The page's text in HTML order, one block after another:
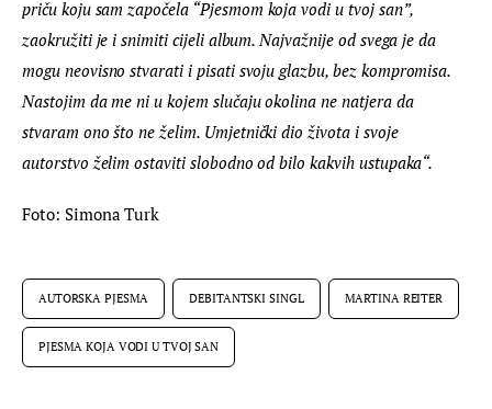
priču koju sam započela “Pjesmom koja vodi u tvoj san”,
zaokružiti je i snimiti cijeli album. Najvažnije od svega je da
mogu neovisno stvarati i pisati svoju glazbu, bez kompromisa.
Nastojim da me ni u kojem slučaju okolina ne natjera da
stvaram ono što ne želim. Umjetnički dio života i svoje
autorstvo želim ostaviti slobodno od bilo kakvih ustupaka“.
Foto: Simona Turk
AUTORSKA PJESMA DEBITANTSKI SINGL MARTINA REITER
PJESMA KOJA VODI U TVOJ SAN